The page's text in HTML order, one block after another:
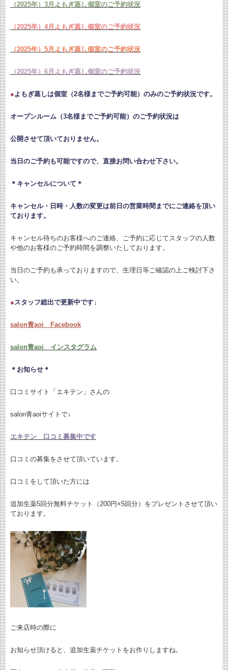
（2025年）3月よもぎ蒸し個室のご予約状況
（2025年）4月よもぎ蒸し個室のご予約状況
（2025年）5月よもぎ蒸し個室のご予約状況
（2025年）6月よもぎ蒸し個室のご予約状況
●よもぎ蒸しは個室（2名様までご予約可能）のみのご予約状況です。
オープンルーム（3名様までご予約可能）のご予約状況は
公開させて頂いておりません。
当日のご予約も可能ですので、直接お問い合わせ下さい。
＊キャンセルについて＊
キャンセル・日時・人数の変更は前日の営業時間までにご連絡を頂い
ております。
キャンセル待ちのお客様へのご連絡、ご予約に応じてスタッフの人数
や他のお客様のご予約時間を調整いたしております。
当日のご予約も承っておりますので、生理日等ご確認の上ご検討下さ
い。
●スタッフ総出で更新中です↓
salon青aoi Facebook
salon青aoi インスタグラム
＊お知らせ＊
口コミサイト「エキテン」さんの
salon青aoiサイトで↓
エキテン 口コミ募集中です
口コミの募集をさせて頂いています。
口コミをして頂いた方には
追加生薬5回分無料チケット（200円×5回分）をプレゼントさせて頂い
ております。
ご来店時の際に
お知らせ頂けると、追加生薬チケットをお作りしますね。